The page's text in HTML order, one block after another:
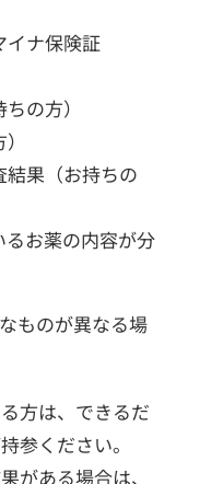
イナ保険証
の方）
果（お持ちの
お薬の内容が分
ものが異なる場
方は、できるだ
参ください。
がある場合は、